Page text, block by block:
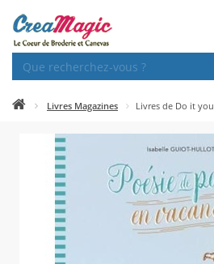
Livres Magazines Livres de Do it